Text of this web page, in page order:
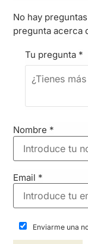
No hay
pregunta acerca
Tu pregunta *
Nombre *
Email *
Enviarme una